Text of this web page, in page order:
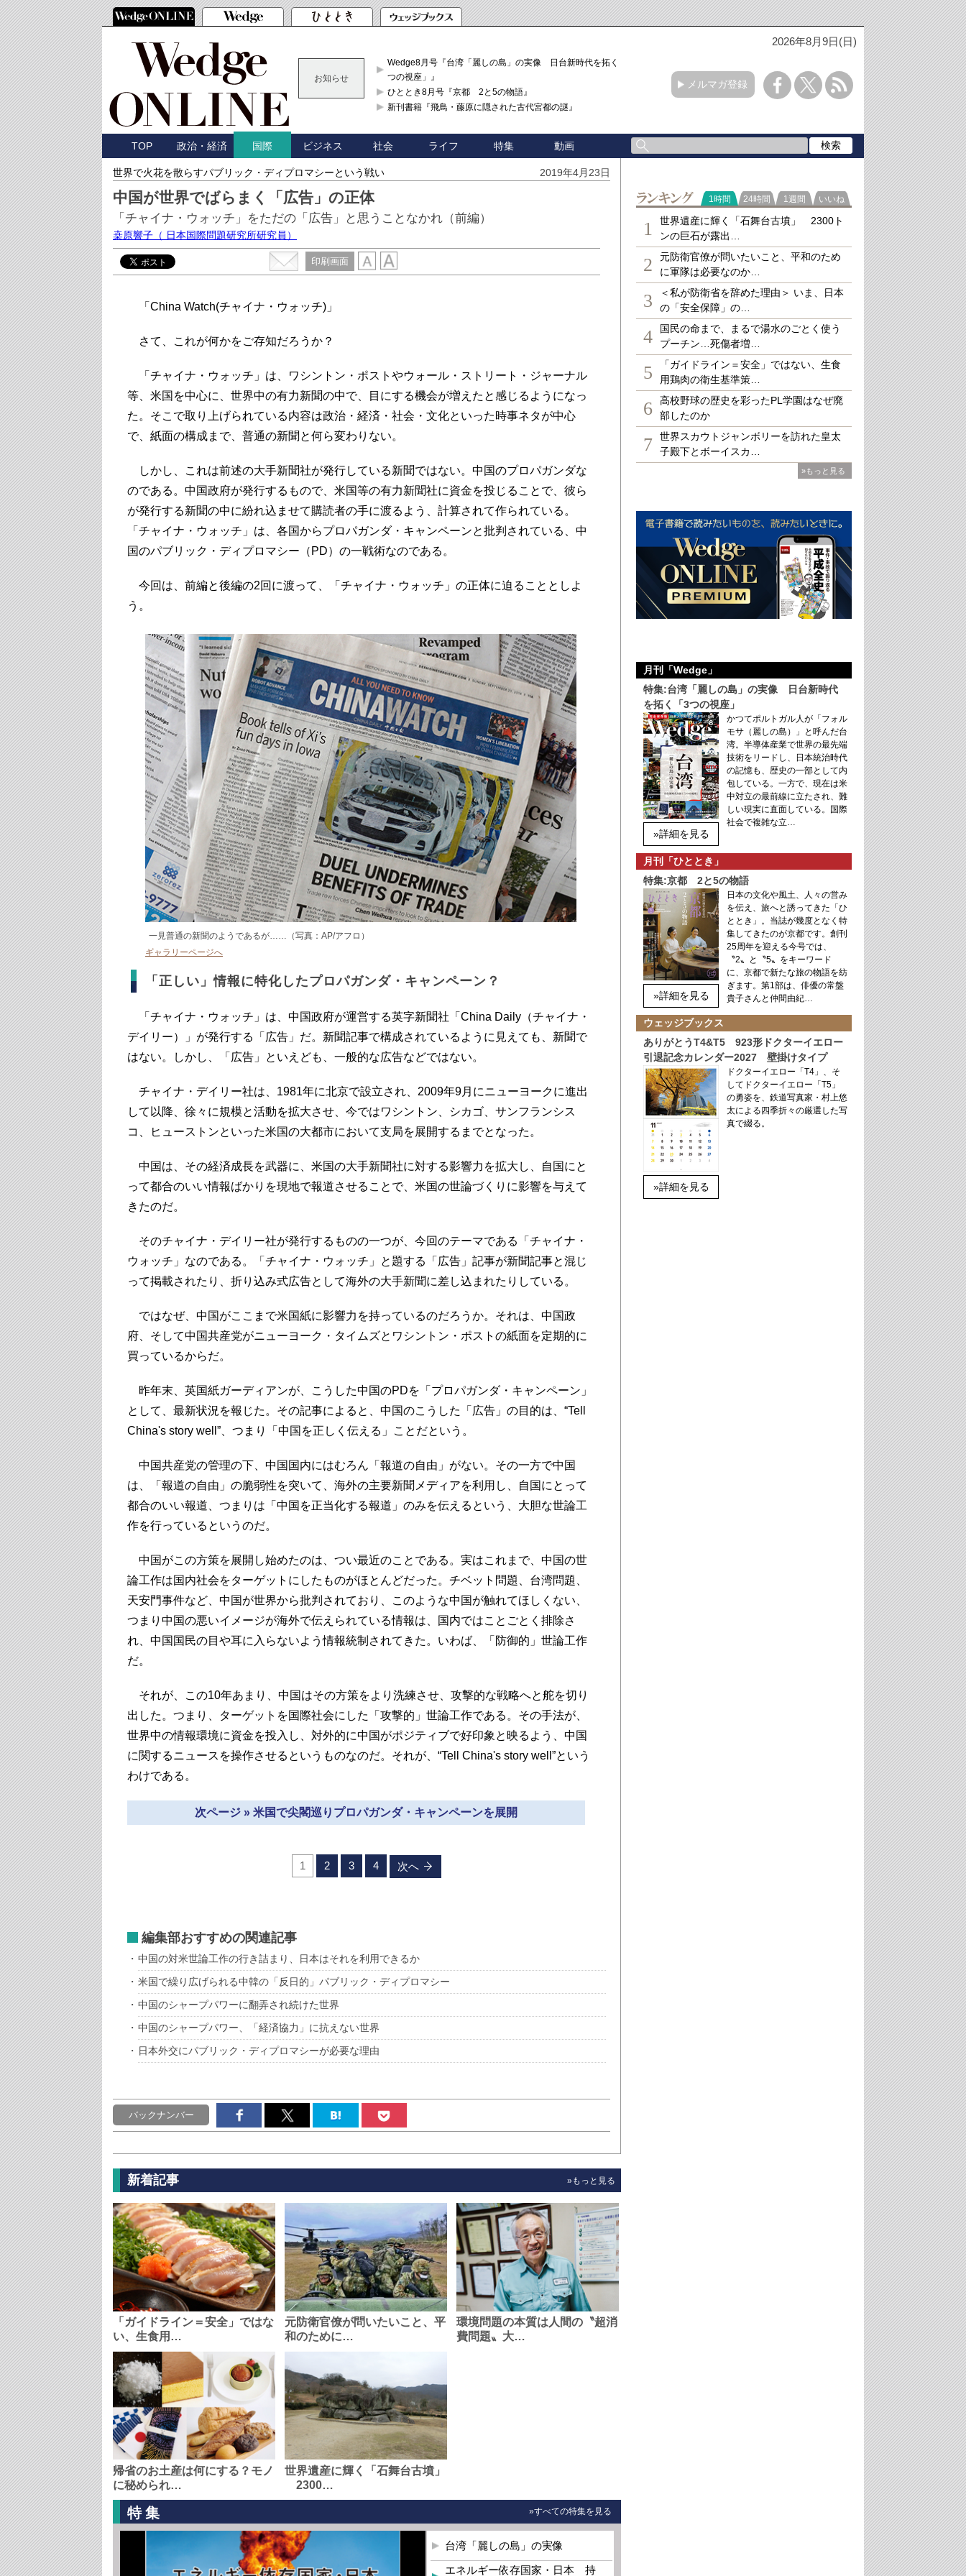
2026年8月9日(日)
お知らせ
Wedge8月号『台湾「麗しの島」の実像 日台新時代を拓く「3
つの視座」』
ひととき8月号『京都 2と5の物語』
新刊書籍『飛鳥・藤原に隠された古代宮都の謎』
メルマガ登録
TOP 政治・経済 国際 ビジネス 社会 ライフ 特集 動画
世界で火花を散らすパブリック・ディプロマシーという戦い 2019年4月23日
中国が世界でばらまく「広告」の正体
「チャイナ・ウォッチ」をただの「広告」と思うことなかれ（前編）
桒原響子 （ 日本国際問題研究所研究員）
印刷画面
「China Watch(チャイナ・ウォッチ)」
さて、これが何かをご存知だろうか？
「チャイナ・ウォッチ」は、ワシントン・ポストやウォール・ストリート・ジャーナル
等、米国を中心に、世界中の有力新聞の中で、目にする機会が増えたと感じるようになっ
た。そこで取り上げられている内容は政治・経済・社会・文化といった時事ネタが中心
で、紙面の構成まで、普通の新聞と何ら変わりない。
しかし、これは前述の大手新聞社が発行している新聞ではない。中国のプロパガンダな
のである。中国政府が発行するもので、米国等の有力新聞社に資金を投じることで、彼ら
が発行する新聞の中に紛れ込ませて購読者の手に渡るよう、計算されて作られている。
「チャイナ・ウォッチ」は、各国からプロパガンダ・キャンペーンと批判されている、中
国のパブリック・ディプロマシー（PD）の一戦術なのである。
今回は、前編と後編の2回に渡って、「チャイナ・ウォッチ」の正体に迫ることとしよ
う。
一見普通の新聞のようであるが……（写真：AP/アフロ）
ギャラリーページへ
「正しい」情報に特化したプロパガンダ・キャンペーン？
「チャイナ・ウォッチ」は、中国政府が運営する英字新聞社「China Daily（チャイナ・
デイリー）」が発行する「広告」だ。新聞記事で構成されているように見えても、新聞で
はない。しかし、「広告」といえども、一般的な広告などではない。
チャイナ・デイリー社は、1981年に北京で設立され、2009年9月にニューヨークに進出
して以降、徐々に規模と活動を拡大させ、今ではワシントン、シカゴ、サンフランシス
コ、ヒューストンといった米国の大都市において支局を展開するまでとなった。
中国は、その経済成長を武器に、米国の大手新聞社に対する影響力を拡大し、自国にと
って都合のいい情報ばかりを現地で報道させることで、米国の世論づくりに影響を与えて
きたのだ。
そのチャイナ・デイリー社が発行するものの一つが、今回のテーマである「チャイナ・
ウォッチ」なのである。「チャイナ・ウォッチ」と題する「広告」記事が新聞記事と混じ
って掲載されたり、折り込み式広告として海外の大手新聞に差し込まれたりしている。
ではなぜ、中国がここまで米国紙に影響力を持っているのだろうか。それは、中国政
府、そして中国共産党がニューヨーク・タイムズとワシントン・ポストの紙面を定期的に
買っているからだ。
昨年末、英国紙ガーディアンが、こうした中国のPDを「プロパガンダ・キャンペーン」
として、最新状況を報じた。その記事によると、中国のこうした「広告」の目的は、“Tell
China's story well”、つまり「中国を正しく伝える」ことだという。
中国共産党の管理の下、中国国内にはむろん「報道の自由」がない。その一方で中国
は、「報道の自由」の脆弱性を突いて、海外の主要新聞メディアを利用し、自国にとって
都合のいい報道、つまりは「中国を正当化する報道」のみを伝えるという、大胆な世論工
作を行っているというのだ。
中国がこの方策を展開し始めたのは、つい最近のことである。実はこれまで、中国の世
論工作は国内社会をターゲットにしたものがほとんどだった。チベット問題、台湾問題、
天安門事件など、中国が世界から批判されており、このような中国が触れてほしくない、
つまり中国の悪いイメージが海外で伝えられている情報は、国内ではことごとく排除さ
れ、中国国民の目や耳に入らないよう情報統制されてきた。いわば、「防御的」世論工作
だ。
それが、この10年あまり、中国はその方策をより洗練させ、攻撃的な戦略へと舵を切り
出した。つまり、ターゲットを国際社会にした「攻撃的」世論工作である。その手法が、
世界中の情報環境に資金を投入し、対外的に中国がポジティブで好印象と映るよう、中国
に関するニュースを操作させるというものなのだ。それが、“Tell China's story well”という
わけである。
次ページ » 米国で尖閣巡りプロパガンダ・キャンペーンを展開
1 2 3 4 次へ
編集部おすすめの関連記事
中国の対米世論工作の行き詰まり、日本はそれを利用できるか
米国で繰り広げられる中韓の「反日的」パブリック・ディプロマシー
中国のシャープパワーに翻弄され続けた世界
中国のシャープパワー、「経済協力」に抗えない世界
日本外交にパブリック・ディプロマシーが必要な理由
バックナンバー
新着記事 »もっと見る
「ガイドライン＝安全」ではな
い、生食用…
元防衛官僚が問いたいこと、平
和のために…
環境問題の本質は人間の〝超消
費問題〟大…
帰省のお土産は何にする？モノ
に秘められ…
世界遺産に輝く「石舞台古墳」
2300…
特集 »すべての特集を見る
台湾「麗しの島」の実像
エネルギー依存国家・日本 持
ランキング
1時間 24時間 1週間 いいね
1
世界遺産に輝く「石舞台古墳」 2300ト
ンの巨石が露出…
2
元防衛官僚が問いたいこと、平和のため
に軍隊は必要なのか…
3
＜私が防衛省を辞めた理由＞ いま、日本
の「安全保障」の…
4
国民の命まで、まるで湯水のごとく使う
プーチン…死傷者増…
5
「ガイドライン＝安全」ではない、生食
用鶏肉の衛生基準策…
6
高校野球の歴史を彩ったPL学園はなぜ廃
部したのか
7
世界スカウトジャンボリーを訪れた皇太
子殿下とボーイスカ…
»もっと見る
月刊「Wedge」
特集:台湾「麗しの島」の実像 日台新時代
を拓く「3つの視座」
»詳細を見る
かつてポルトガル人が「フォル
モサ（麗しの島）」と呼んだ台
湾。半導体産業で世界の最先端
技術をリードし、日本統治時代
の記憶も、歴史の一部として内
包している。一方で、現在は米
中対立の最前線に立たされ、難
しい現実に直面している。国際
社会で複雑な立…
月刊「ひととき」
特集:京都 2と5の物語
»詳細を見る
日本の文化や風土、人々の営み
を伝え、旅へと誘ってきた「ひ
ととき」。当誌が幾度となく特
集してきたのが京都です。創刊
25周年を迎える今号では、
〝2〟と〝5〟をキーワード
に、京都で新たな旅の物語を紡
ぎます。第1部は、俳優の常盤
貴子さんと仲間由紀…
ウェッジブックス
ありがとうT4&T5 923形ドクターイエロー
引退記念カレンダー2027 壁掛けタイプ
»詳細を見る
ドクターイエロー「T4」、そ
してドクターイエロー「T5」
の勇姿を、鉄道写真家・村上悠
太による四季折々の厳選した写
真で綴る。